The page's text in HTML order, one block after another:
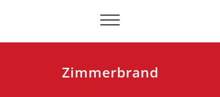
Schalte Navigation
Zimmerbrand